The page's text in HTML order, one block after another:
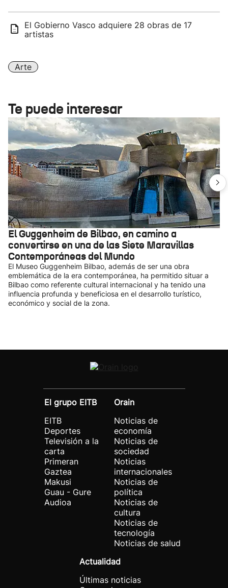
El Gobierno Vasco adquiere 28 obras de 17
artistas
Arte
Te puede interesar
El Guggenheim de Bilbao, en camino a
convertirse en una de las Siete Maravillas
Contemporáneas del Mundo
El Museo Guggenheim Bilbao, además de ser una obra
emblemática de la era contemporánea, ha permitido situar a
Bilbao como referente cultural internacional y ha tenido una
influencia profunda y beneficiosa en el desarrollo turístico,
económico y social de la zona.
El grupo EITB
EITB
Deportes
Televisión a la
carta
Primeran
Gaztea
Makusi
Guau - Gure
Audioa
Orain
Noticias de
economía
Noticias de
sociedad
Noticias
internacionales
Noticias de
política
Noticias de
cultura
Noticias de
tecnología
Noticias de salud
Actualidad
Últimas noticias